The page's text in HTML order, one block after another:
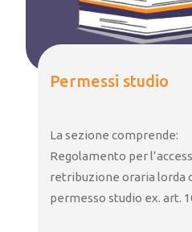
Permessi studio
La sezione comprende:
Regolamento per
retribuzione oraria lorda
permesso studio ex. art.